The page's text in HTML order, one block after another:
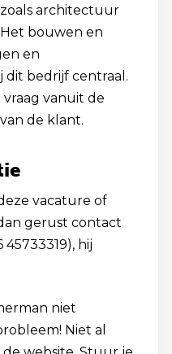
architectuur
bouwen en
en
dit bedrijf centraal.
vraag vanuit de
de klant.
vacature of
gerust contact
hij
niet
Niet al